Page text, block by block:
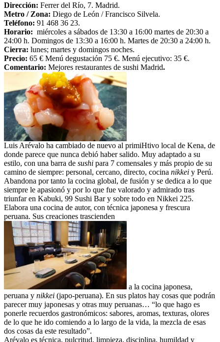
Dirección: Ferrer del Río, 7. Madrid.
Metro / Zona: Diego de León / Francisco Silvela.
Teléfono: 91 468 36 23.
Horario: miércoles a sábados de 13:30 a 16:00 martes de 20:30 a
24:00 h. Domingos de 13:30 a 16:00 h. Martes de 20:30 a 24:00 h.
Cierra: lunes; martes y domingos noches.
Precio: 65 € Menú degustación 75 €. Menú ejecutivo: 35 €.
Comentario: Mejores restaurantes de sushi Madrid.
Luis Arévalo ha cambiado de nuevo al primiHtivo local de Kena, de
donde parece que nunca debió haber salido. Muy adaptado a su
estilo, con una barra de sushi para 7 comensales y más propio de su
camino de siempre: personal, cercano, directo, cocina nikkei y Perú.
Abandona por tanto la cocina global, de fusión y se dedica a lo que
siempre le apasionó y por lo que fue valorado y admirado tras
triunfar en Kabuki, 99 Sushi Bar y sobre todo en Nikkei 225.
Elabora una cocina de autor, con técnica japonesa y frescura
peruana. Sus creaciones trascienden
a la cocina japonesa,
peruana y nikkei (japo-peruana). En sus platos hay cosas que podrán
parecer muy japonesas y otras muy peruanas… “lo que hago es
ponerle recuerdos gastronómicos: sabores, aromas, texturas, olores
de lo que he ido comiendo a lo largo de la vida, la mezcla de esas
dos cosas da este resultado”.
Arévalo es técnica, pulcritud, limpieza, disciplina, humildad y